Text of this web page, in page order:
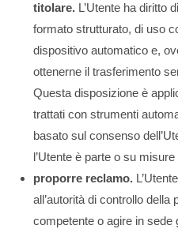
titolare. L’Utente ha diritto
formato strutturato, di uso
dispositivo automatico e,
ottenerne il trasferimento
Questa disposizione è
trattati con strumenti
basato sul consenso
l’Utente è parte o su
proporre reclamo.
all’autorità di controllo
competente o agire in sede